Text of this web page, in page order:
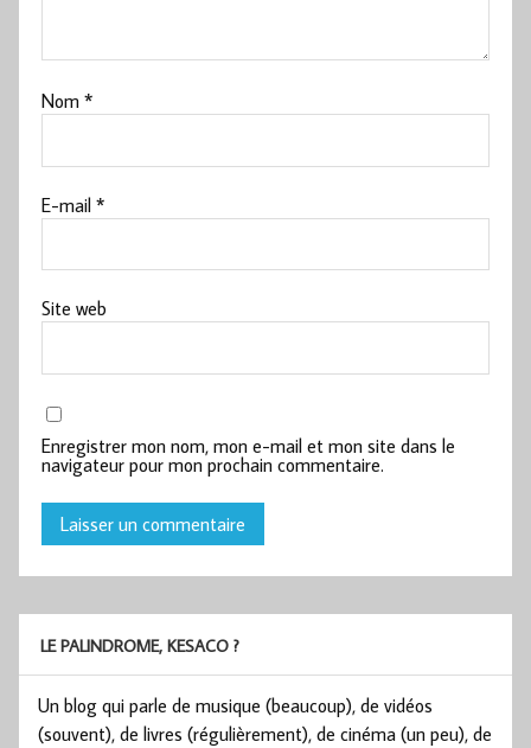
Nom*
E-mail*
Site web
Enregistrer mon nom, mon e-mail et mon site dans le
navigateur pour mon prochain commentaire.
LE PALINDROME, KESACO ?
Un blog qui parle de musique (beaucoup), de vidéos
(souvent), de livres (régulièrement), de cinéma (un peu), de